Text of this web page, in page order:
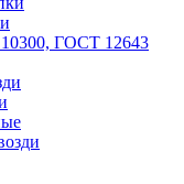
ГОСТ 12643